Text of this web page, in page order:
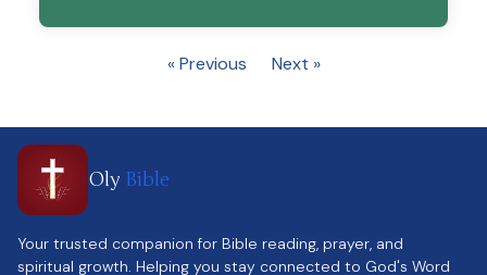
« Previous Next »
Oly Bible
Your trusted companion for Bible reading, prayer, and
spiritual growth. Helping you stay connected to God's Word